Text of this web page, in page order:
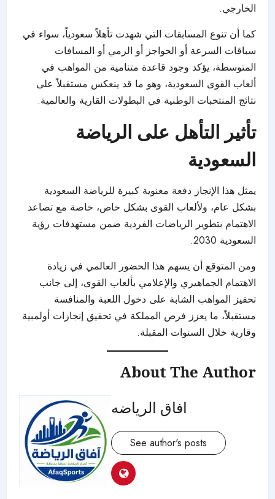
الخارجي.
كما أن تنوع المسابقات التي شهدت تأهلاً سعودياً، سواء في
سباقات السرعة أو الحواجز أو الرمي أو المسافات
المتوسطة، يؤكد وجود قاعدة متنامية من المواهب في
ألعاب القوى السعودية، وهو ما قد ينعكس مستقبلاً على
نتائج المنتخبات الوطنية في البطولات القارية والعالمية.
تأثير التأهل على الرياضة
السعودية
يمثل هذا الإنجاز دفعة معنوية كبيرة للرياضة السعودية
بشكل عام، ولألعاب القوى بشكل خاص، خاصة مع تصاعد
الاهتمام بتطوير الرياضات الفردية ضمن مستهدفات رؤية
السعودية 2030.
ومن المتوقع أن يسهم هذا الحضور العالمي في زيادة
الاهتمام الجماهيري والإعلامي بألعاب القوى، إلى جانب
تحفيز المواهب الشابة على دخول اللعبة والمنافسة
مستقبلاً، ما يعزز فرص المملكة في تحقيق إنجازات أولمبية
وقارية خلال السنوات المقبلة.
About The Author
افاق الرياضه
See author's posts